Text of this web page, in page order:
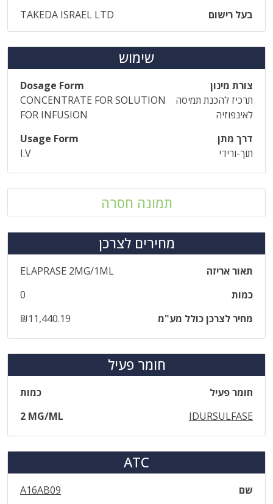
בעל רישום
TAKEDA ISRAEL LTD
שימוש
צורת מינון
Dosage Form
תרכיז להכנת תמיסה
לאינפוזיה
CONCENTRATE FOR SOLUTION
FOR INFUSION
דרך מתן
Usage Form
תוך-ורידי
I.V
תמונה חסרה
מחירים לצרכן
תאור אריזה
ELAPRASE 2MG/1ML
כמות
0
מחיר לצרכן כולל מע"מ
₪11,440.19
חומר פעיל
חומר פעיל
כמות
IDURSULFASE
2 MG/ML
ATC
שם
A16AB09